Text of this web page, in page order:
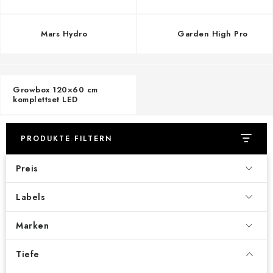
Geschäftsbewertung
Mars Hydro Garden High Pro
Growbox 120×60 cm
komplettset LED
PRODUKTE FILTERN
Preis
Labels
Marken
Tiefe